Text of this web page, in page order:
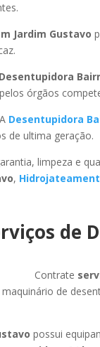
Jardim Gustavo
Desentupidora
órgãos
Desentupidora
de ultima geração.
limpeza e
,
de
Contrate
de
possui